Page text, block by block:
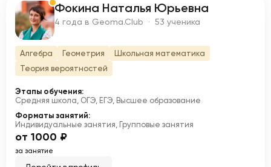
Ф Фокина Наталья Юрьевна
4 года в Geoma.Club · 53 ученика
Алгебра Геометрия
Школьная математика
Теория вероятностей
Этапы обучения:
Средняя школа, ОГЭ, ЕГЭ, Высшее образование
Форматы занятий:
Индивидуальные занятия, Групповые занятия
от 1000 ₽
за занятие